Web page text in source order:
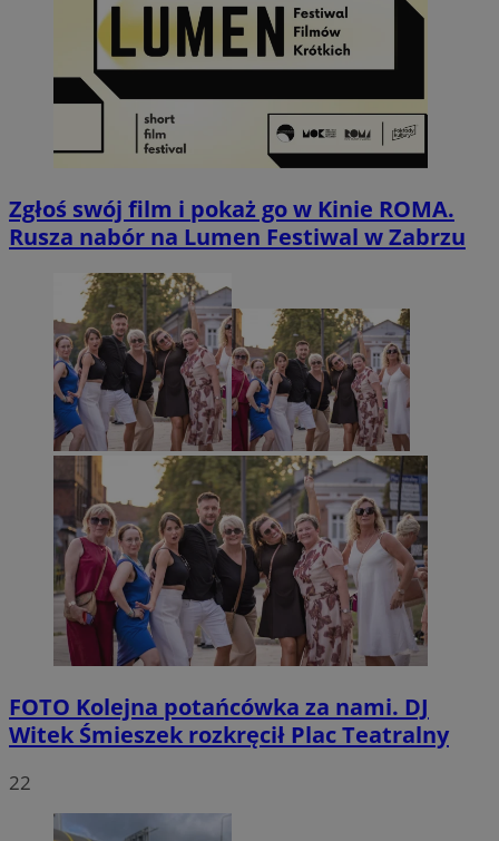
Zgłoś swój film i pokaż go w Kinie ROMA.
Rusza nabór na Lumen Festiwal w Zabrzu
FOTO Kolejna potańcówka za nami. DJ
Witek Śmieszek rozkręcił Plac Teatralny
22